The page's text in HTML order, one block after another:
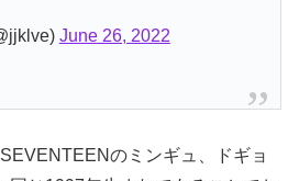
June 26, 2022
のミンギュ、ドギョ